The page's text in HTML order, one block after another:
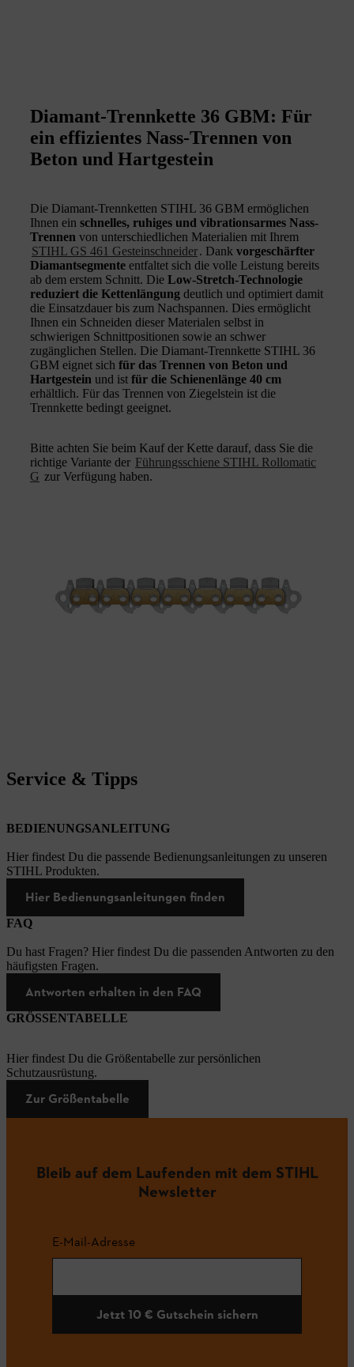
Diamant-Trennkette 36 GBM: Für
ein effizientes Nass-Trennen von
Beton und Hartgestein
Die Diamant-Trennketten STIHL 36 GBM ermöglichen
Ihnen ein schnelles, ruhiges und vibrationsarmes Nass-
Trennen von unterschiedlichen Materialien mit Ihrem
STIHL GS 461 Gesteinschneider. Dank vorgeschärfter
Diamantsegmente entfaltet sich die volle Leistung bereits
ab dem erstem Schnitt. Die Low-Stretch-Technologie
reduziert die Kettenlängung deutlich und optimiert damit
die Einsatzdauer bis zum Nachspannen. Dies ermöglicht
Ihnen ein Schneiden dieser Materialen selbst in
schwierigen Schnittpositionen sowie an schwer
zugänglichen Stellen. Die Diamant-Trennkette STIHL 36
GBM eignet sich für das Trennen von Beton und
Hartgestein und ist für die Schienenlänge 40 cm
erhältlich. Für das Trennen von Ziegelstein ist die
Trennkette bedingt geeignet.
Bitte achten Sie beim Kauf der Kette darauf, dass Sie die
richtige Variante der Führungsschiene STIHL Rollomatic
G zur Verfügung haben.
Service & Tipps
BEDIENUNGSANLEITUNG
Hier findest Du die passende Bedienungsanleitungen zu unseren
STIHL Produkten.
Hier Bedienungsanleitungen finden
FAQ
Du hast Fragen? Hier findest Du die passenden Antworten zu den
häufigsten Fragen.
Antworten erhalten in den FAQ
GRÖSSENTABELLE
Hier findest Du die Größentabelle zur persönlichen
Schutzausrüstung.
Zur Größentabelle
Bleib auf dem Laufenden mit dem STIHL
Newsletter
E-Mail-Adresse
Jetzt 10 € Gutschein sichern